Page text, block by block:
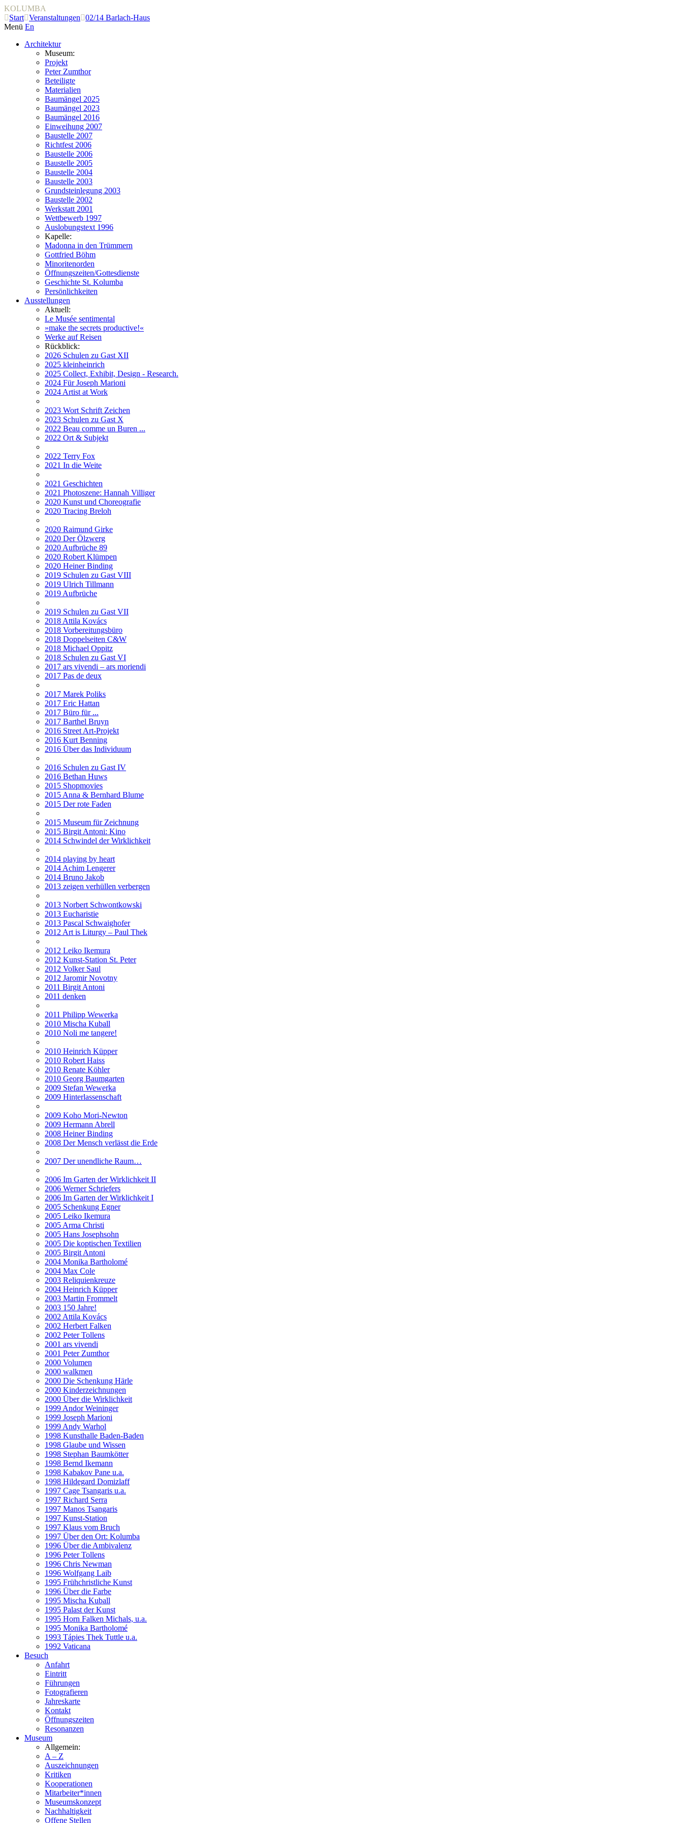
KOLUMBA
Start Veranstaltungen
02/14 Barlach-Haus
Menü En
Architektur
Museum:
Projekt
Peter Zumthor
Beteiligte
Materialien
Baumängel 2025
Baumängel 2023
Baumängel 2016
Einweihung 2007
Baustelle 2007
Richtfest 2006
Baustelle 2006
Baustelle 2005
Baustelle 2004
Baustelle 2003
Grundsteinlegung 2003
Baustelle 2002
Werkstatt 2001
Wettbewerb 1997
Auslobungstext 1996
Kapelle:
Madonna in den Trümmern
Gottfried Böhm
Minoritenorden
Öffnungszeiten/Gottesdienste
Geschichte St. Kolumba
Persönlichkeiten
Ausstellungen
Aktuell:
Le Musée sentimental
»make the secrets productive!«
Werke auf Reisen
Rückblick:
2026 Schulen zu Gast XII
2025 kleinheinrich
2025 Collect, Exhibit, Design - Research.
2024 Für Joseph Marioni
2024 Artist at Work
2023 Wort Schrift Zeichen
2023 Schulen zu Gast X
2022 Beau comme un Buren ...
2022 Ort & Subjekt
2022 Terry Fox
2021 In die Weite
2021 Geschichten
2021 Photoszene: Hannah Villiger
2020 Kunst und Choreografie
2020 Tracing Breloh
2020 Raimund Girke
2020 Der Ölzwerg
2020 Aufbrüche 89
2020 Robert Klümpen
2020 Heiner Binding
2019 Schulen zu Gast VIII
2019 Ulrich Tillmann
2019 Aufbrüche
2019 Schulen zu Gast VII
2018 Attila Kovács
2018 Vorbereitungsbüro
2018 Doppelseiten C&W
2018 Michael Oppitz
2018 Schulen zu Gast VI
2017 ars vivendi – ars moriendi
2017 Pas de deux
2017 Marek Poliks
2017 Eric Hattan
2017 Büro für ...
2017 Barthel Bruyn
2016 Street Art-Projekt
2016 Kurt Benning
2016 Über das Individuum
2016 Schulen zu Gast IV
2016 Bethan Huws
2015 Shopmovies
2015 Anna & Bernhard Blume
2015 Der rote Faden
2015 Museum für Zeichnung
2015 Birgit Antoni: Kino
2014 Schwindel der Wirklichkeit
2014 playing by heart
2014 Achim Lengerer
2014 Bruno Jakob
2013 zeigen verhüllen verbergen
2013 Norbert Schwontkowski
2013 Eucharistie
2013 Pascal Schwaighofer
2012 Art is Liturgy – Paul Thek
2012 Leiko Ikemura
2012 Kunst-Station St. Peter
2012 Volker Saul
2012 Jaromir Novotny
2011 Birgit Antoni
2011 denken
2011 Philipp Wewerka
2010 Mischa Kuball
2010 Noli me tangere!
2010 Heinrich Küpper
2010 Robert Haiss
2010 Renate Köhler
2010 Georg Baumgarten
2009 Stefan Wewerka
2009 Hinterlassenschaft
2009 Koho Mori-Newton
2009 Hermann Abrell
2008 Heiner Binding
2008 Der Mensch verlässt die Erde
2007 Der unendliche Raum…
2006 Im Garten der Wirklichkeit II
2006 Werner Schriefers
2006 Im Garten der Wirklichkeit I
2005 Schenkung Egner
2005 Leiko Ikemura
2005 Arma Christi
2005 Hans Josephsohn
2005 Die koptischen Textilien
2005 Birgit Antoni
2004 Monika Bartholomé
2004 Max Cole
2003 Reliquienkreuze
2004 Heinrich Küpper
2003 Martin Frommelt
2003 150 Jahre!
2002 Attila Kovács
2002 Herbert Falken
2002 Peter Tollens
2001 ars vivendi
2001 Peter Zumthor
2000 Volumen
2000 walkmen
2000 Die Schenkung Härle
2000 Kinderzeichnungen
2000 Über die Wirklichkeit
1999 Andor Weininger
1999 Joseph Marioni
1999 Andy Warhol
1998 Kunsthalle Baden-Baden
1998 Glaube und Wissen
1998 Stephan Baumkötter
1998 Bernd Ikemann
1998 Kabakov Pane u.a.
1998 Hildegard Domizlaff
1997 Cage Tsangaris u.a.
1997 Richard Serra
1997 Manos Tsangaris
1997 Kunst-Station
1997 Klaus vom Bruch
1997 Über den Ort: Kolumba
1996 Über die Ambivalenz
1996 Peter Tollens
1996 Chris Newman
1996 Wolfgang Laib
1995 Frühchristliche Kunst
1996 Über die Farbe
1995 Mischa Kuball
1995 Palast der Kunst
1995 Horn Falken Michals, u.a.
1995 Monika Bartholomé
1993 Tápies Thek Tuttle u.a.
1992 Vaticana
Besuch
Anfahrt
Eintritt
Führungen
Fotografieren
Jahreskarte
Kontakt
Öffnungszeiten
Resonanzen
Museum
Allgemein:
A – Z
Auszeichnungen
Kritiken
Kooperationen
Mitarbeiter*innen
Museumskonzept
Nachhaltigkeit
Offene Stellen